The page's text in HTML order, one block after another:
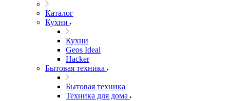
Каталог
Кухни
Кухни
Geos Ideal
Hacker
Бытовая техника
Бытовая техника
Техника для дома